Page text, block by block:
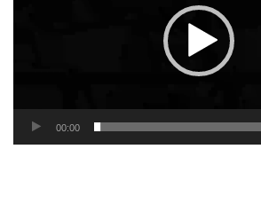
00:00